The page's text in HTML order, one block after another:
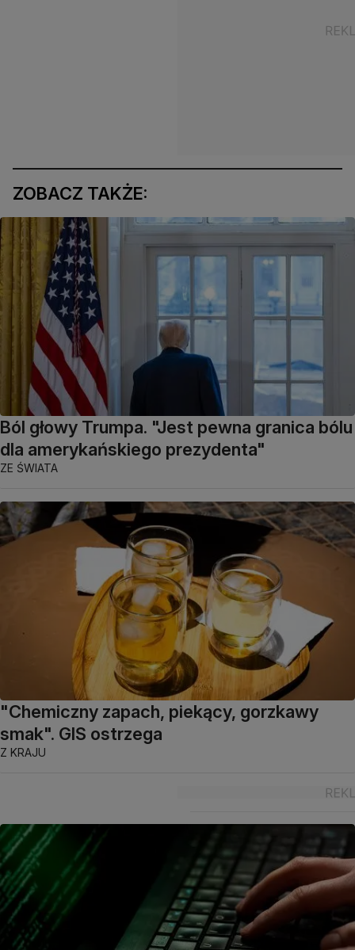
ZOBACZ TAKŻE:
Ból głowy Trumpa. "Jest pewna granica bólu
dla amerykańskiego prezydenta"
ZE ŚWIATA
"Chemiczny zapach, piekący, gorzkawy
smak". GIS ostrzega
Z KRAJU